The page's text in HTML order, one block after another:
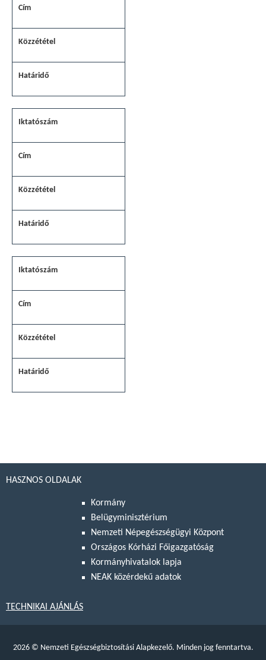
HASZNOS OLDALAK
Kormány
Belügyminisztérium
Nemzeti Népegészségügyi Központ
Országos Kórházi Főigazgatóság
Kormányhivatalok lapja
NEAK közérdekű adatok
TECHNIKAI AJÁNLÁS
2026 © Nemzeti Egészségbiztosítási Alapkezelő. Minden jog fenntartva.